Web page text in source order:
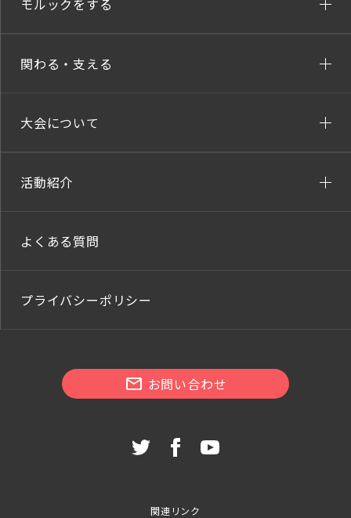
モルックをする
関わる・支える
大会について
活動紹介
よくある質問
プライバシーポリシー
お問い合わせ
関連リンク